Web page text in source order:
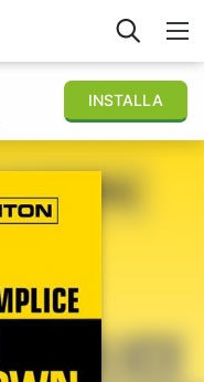
INSTALLA